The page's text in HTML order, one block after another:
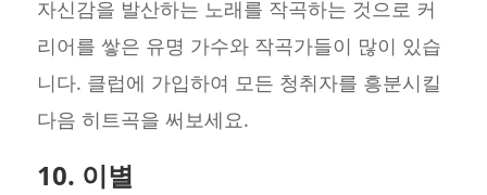
자신감을 발산하는 노래를 작곡하는 것으로 커
리어를 쌓은 유명 가수와 작곡가들이 많이 있습
니다. 클럽에 가입하여 모든 청취자를 흥분시킬
다음 히트곡을 써보세요.
10. 이별